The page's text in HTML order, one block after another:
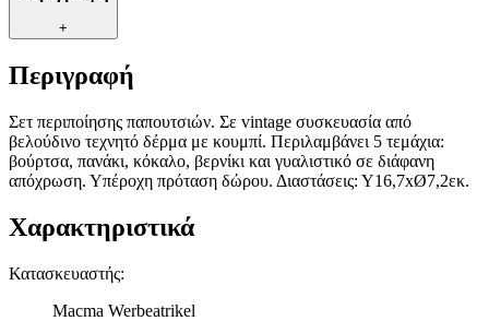
+
Περιγραφή
Σετ περιποίησης παπουτσιών. Σε vintage συσκευασία από
βελούδινο τεχνητό δέρμα με κουμπί. Περιλαμβάνει 5 τεμάχια:
βούρτσα, πανάκι, κόκαλο, βερνίκι και γυαλιστικό σε διάφανη
απόχρωση. Υπέροχη πρόταση δώρου. Διαστάσεις: Υ16,7xØ7,2εκ.
Χαρακτηριστικά
Κατασκευαστής:
Macma Werbeatrikel